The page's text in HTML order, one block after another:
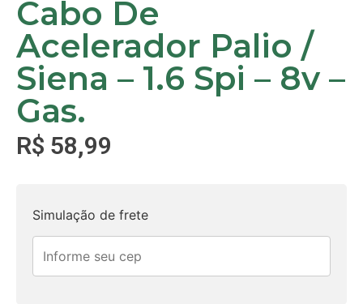
Cabo De
Acelerador Palio /
Siena – 1.6 Spi – 8v –
Gas.
R$ 58,99
Simulação de frete